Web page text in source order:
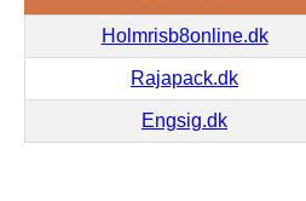
Holmrisb8online.dk
Rajapack.dk
Engsig.dk